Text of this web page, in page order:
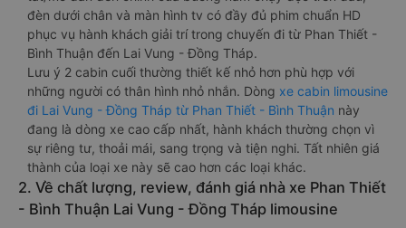
đèn dưới chân và màn hình tv có đầy đủ phim chuẩn HD
phục vụ hành khách giải trí trong chuyến đi từ Phan Thiết -
Bình Thuận đến Lai Vung - Đồng Tháp.
Lưu ý 2 cabin cuối thường thiết kế nhỏ hơn phù hợp với
những người có thân hình nhỏ nhắn. Dòng xe cabin limousine
đi Lai Vung - Đồng Tháp từ Phan Thiết - Bình Thuận này
đang là dòng xe cao cấp nhất, hành khách thường chọn vì
sự riêng tư, thoải mái, sang trọng và tiện nghi. Tất nhiên giá
thành của loại xe này sẽ cao hơn các loại khác.
2. Về chất lượng, review, đánh giá nhà xe Phan Thiết
- Bình Thuận Lai Vung - Đồng Tháp limousine